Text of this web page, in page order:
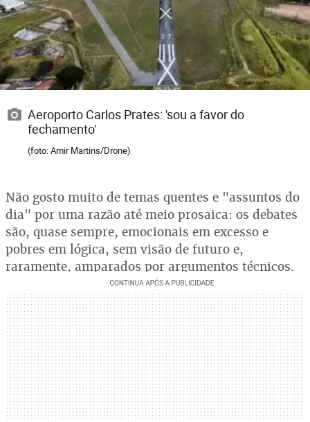
Aeroporto Carlos Prates: 'sou a favor do
fechamento'
(foto: Amir Martins/Drone)
Não gosto muito de temas quentes e "assuntos do
dia" por uma razão até meio prosaica: os debates
são, quase sempre, emocionais em excesso e
pobres em lógica, sem visão de futuro e,
raramente, amparados por argumentos técnicos.